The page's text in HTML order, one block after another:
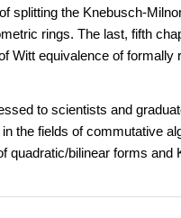
splitting the Knebusch-
rings. The last, fifth
Witt equivalence of formally
to scientists and
the fields of commutative
quadratic/bilinear forms and